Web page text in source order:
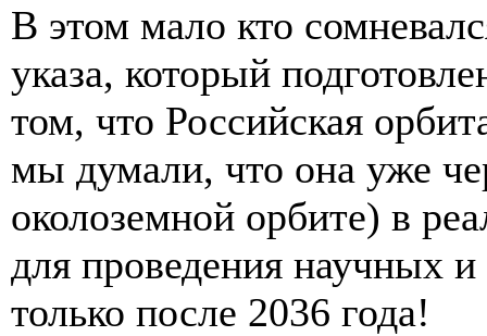
В этом мало кто
указа, который
том, что Российская
мы думали, что она уже
околоземной орбите) в
для проведения научных
только после 2036 года!